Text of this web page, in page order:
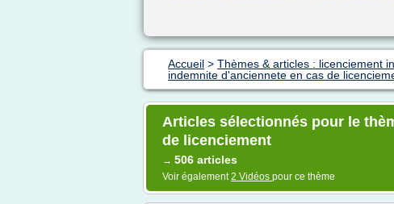
Accueil > Thèmes & articles : licenciement
indemnite d'anciennete en cas de
Articles sélectionnés pour le
de licenciement
→ 506 articles
Voir également2 Vidéos pour ce thème